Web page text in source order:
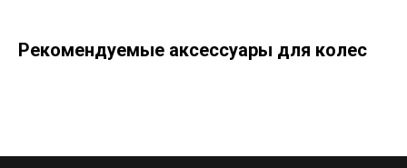
Рекомендуемые аксессуары для колес